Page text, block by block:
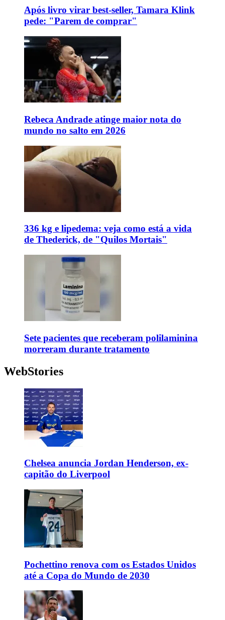
Após livro virar best-seller, Tamara Klink
pede: "Parem de comprar"
Rebeca Andrade atinge maior nota do
mundo no salto em 2026
336 kg e lipedema: veja como está a vida
de Thederick, de "Quilos Mortais"
Sete pacientes que receberam polilaminina
morreram durante tratamento
WebStories
Chelsea anuncia Jordan Henderson, ex-
capitão do Liverpool
Pochettino renova com os Estados Unidos
até a Copa do Mundo de 2030